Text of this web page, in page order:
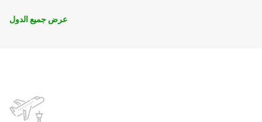
عرض جميع الدول